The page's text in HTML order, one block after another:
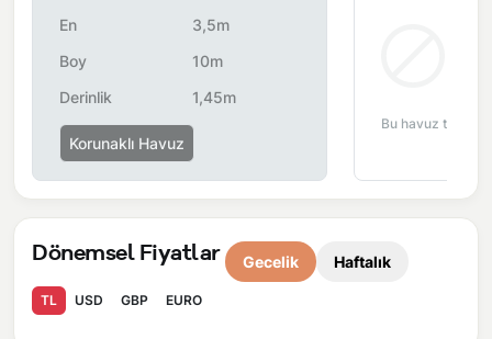
çalışma nedeniyle yol çalışması, elektrik ve su kesintileri
En
3,5m
Boy
10m
Derinlik
1,45m
Korunaklı Havuz
Bu havuz tipi bu
Dönemsel Fiyatlar Gecelik Haftalık
TL USD GBP EURO